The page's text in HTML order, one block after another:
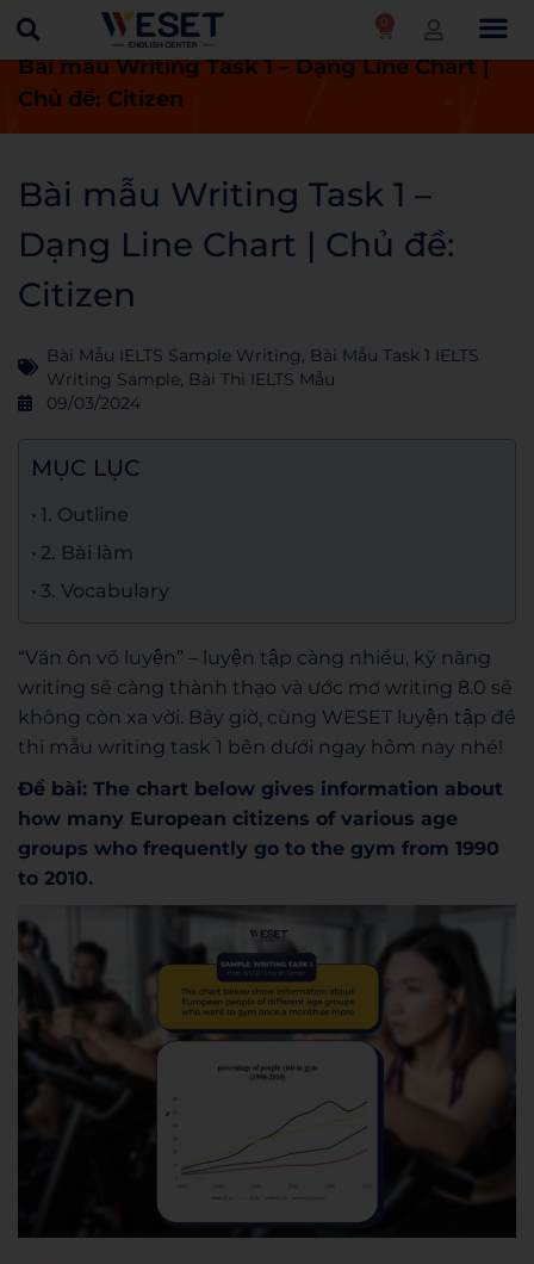
0
Trang chủ Blog
Bài thi IELTS mẫu
Bài mẫu Writing Task 1 – Dạng Line Chart |
Chủ đề: Citizen
Bài mẫu Writing Task 1 –
Dạng Line Chart | Chủ đề:
Citizen
Bài Mẫu IELTS Sample Writing, Bài Mẫu Task 1 IELTS
Writing Sample, Bài Thi IELTS Mẫu
09/03/2024
MỤC LỤC
1. Outline
2. Bài làm
3. Vocabulary
“Văn ôn võ luyện” – luyện tập càng nhiều, kỹ năng
writing sẽ càng thành thạo và ước mơ writing 8.0 sẽ
không còn xa vời. Bây giờ, cùng WESET luyện tập đề
thi mẫu writing task 1 bên dưới ngay hôm nay nhé!
Đề bài: The chart below gives information about
how many European citizens of various age
groups who frequently go to the gym from 1990
to 2010.